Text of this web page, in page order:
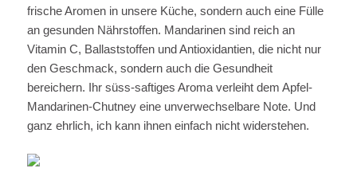
frische Aromen in unsere Küche, sondern auch eine Fülle
an gesunden Nährstoffen. Mandarinen sind reich an
Vitamin C, Ballaststoffen und Antioxidantien, die nicht nur
den Geschmack, sondern auch die Gesundheit
bereichern. Ihr süss-saftiges Aroma verleiht dem Apfel-
Mandarinen-Chutney eine unverwechselbare Note. Und
ganz ehrlich, ich kann ihnen einfach nicht widerstehen.